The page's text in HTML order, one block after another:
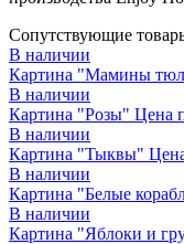
Сопутствующие
В наличии
Картина "Мамины
В наличии
Картина "Розы" Цена
В наличии
Картина "Тыквы"
В наличии
Картина "Белые
В наличии
Картина "Яблоки и